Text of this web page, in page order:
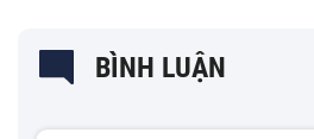
BÌNH LUẬN